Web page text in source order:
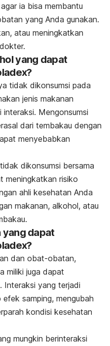
ia bisa membantu
yang Anda gunakan.
atau meningkatkan
yang dapat
tidak dikonsumsi pada
jenis makanan
Mengonsumsi
dari tembakau dengan
menyebabkan
dikonsumsi bersama
meningkatkan risiko
ahli kesehatan Anda
makanan, alkohol, atau
yang dapat
dan obat-obatan,
miliki juga dapat
Interaksi yang terjadi
samping, mengubah
kondisi kesehatan
mungkin berinteraksi